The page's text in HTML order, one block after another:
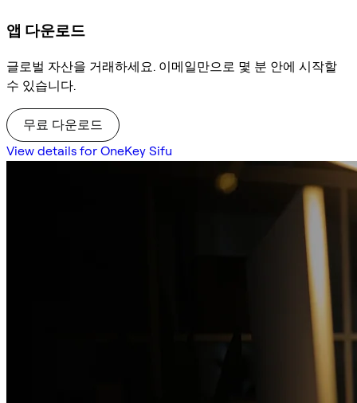
앱 다운로드
글로벌 자산을 거래하세요. 이메일만으로 몇 분 안에 시작할
수 있습니다.
무료 다운로드
View details for OneKey Sifu